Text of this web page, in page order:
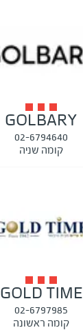
GOLBARY
02-6794640
קומה שניה
GOLD TIME
02-6797985
קומה ראשונה